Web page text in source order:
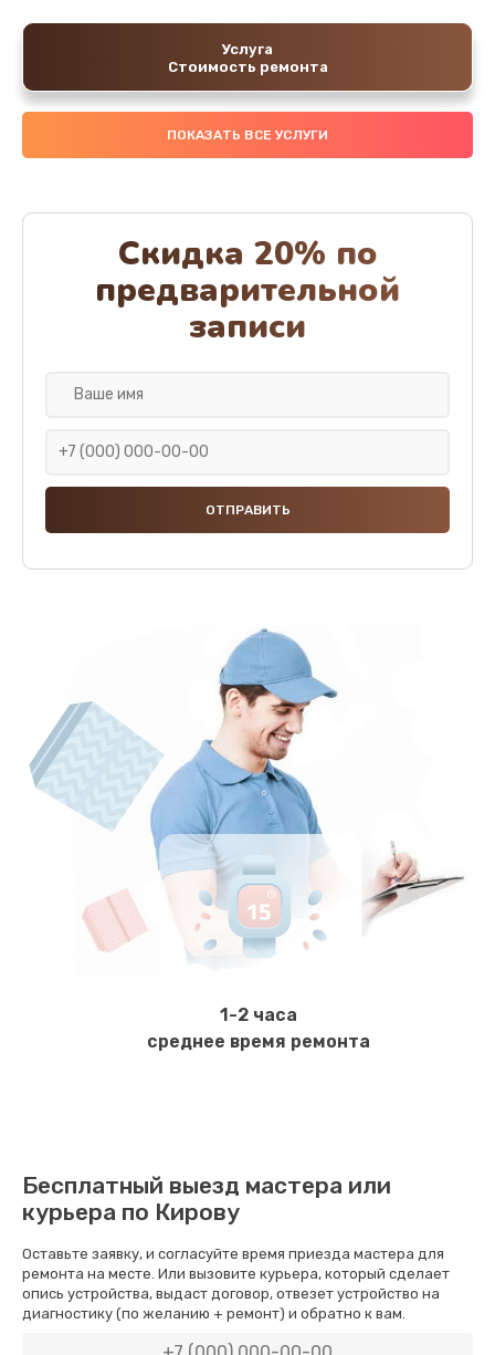
Услуга
Стоимость ремонта
ПОКАЗАТЬ ВСЕ УСЛУГИ
Скидка 20% по
предварительной
записи
1-2 часа
среднее время ремонта
Бесплатный выезд мастера или
курьера по Кирову
Оставьте заявку, и согласуйте время приезда мастера для
ремонта на месте. Или вызовите курьера, который сделает
опись устройства, выдаст договор, отвезет устройство на
диагностику (по желанию + ремонт) и обратно к вам.